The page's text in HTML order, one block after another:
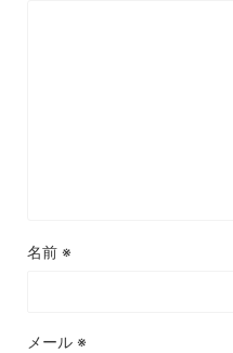
名前 ※
メール ※